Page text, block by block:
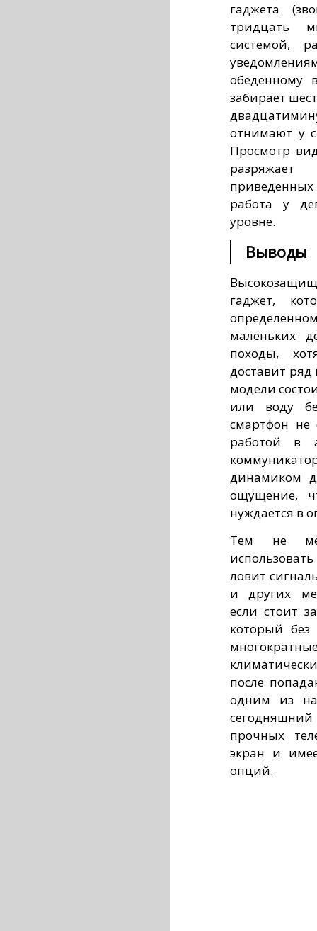
гаджета
тридцать
системой,
обеденному
забирает
отнимают у
Просмотр
разряжает
работа у
уровне.
Выводы
гаджет,
маленьких
походы,
доставит
модели
или воду
смартфон не
работой в
динамиком
ощущение,
нуждается в
Тем не
ловит
и других
если стоит
который без
после
одним из
сегодняшний
прочных
экран и
опций.